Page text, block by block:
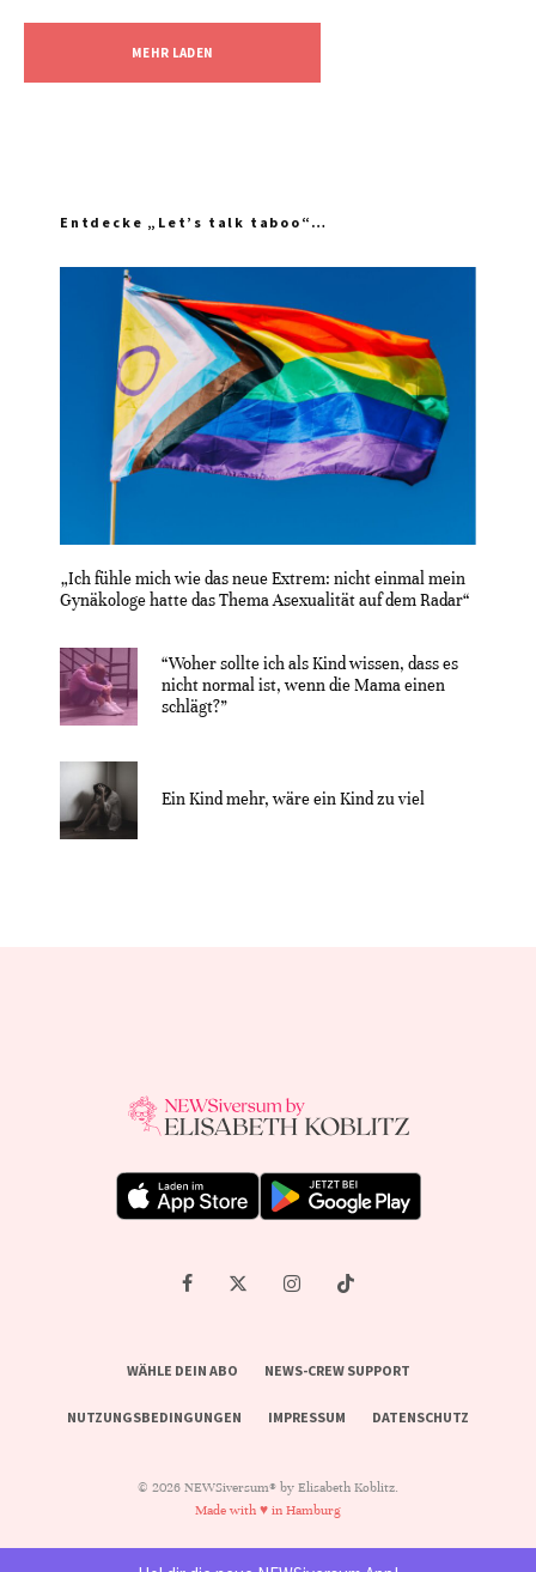
MEHR LADEN
Entdecke „Let’s talk taboo“…
„Ich fühle mich wie das neue Extrem: nicht einmal mein
Gynäkologe hatte das Thema Asexualität auf dem Radar“
“Woher sollte ich als Kind wissen, dass es
nicht normal ist, wenn die Mama einen
schlägt?”
Ein Kind mehr, wäre ein Kind zu viel
WÄHLE DEIN ABO NEWS-CREW SUPPORT
NUTZUNGSBEDINGUNGEN IMPRESSUM DATENSCHUTZ
© 2026 NEWSiversum® by Elisabeth Koblitz.
Made with ♥ in Hamburg